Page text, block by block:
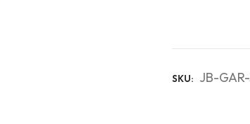
SKU: JB-GAR-